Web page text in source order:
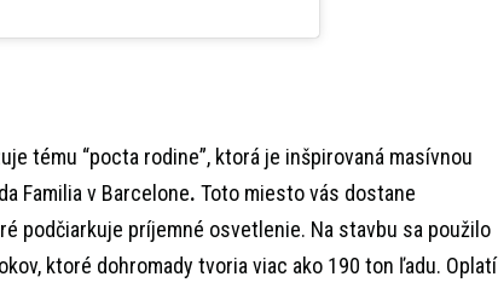
tému “pocta rodine”, ktorá je inšpirovaná masívnou
Familia v Barcelone. Toto miesto vás dostane
podčiarkuje príjemné osvetlenie. Na stavbu sa použilo
ktoré dohromady tvoria viac ako 190 ton ľadu. Oplatí